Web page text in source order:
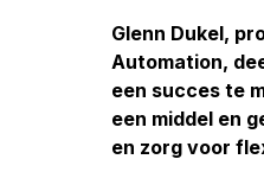
Glenn Dukel,
Automation,
een succes te
een middel en
en zorg voor